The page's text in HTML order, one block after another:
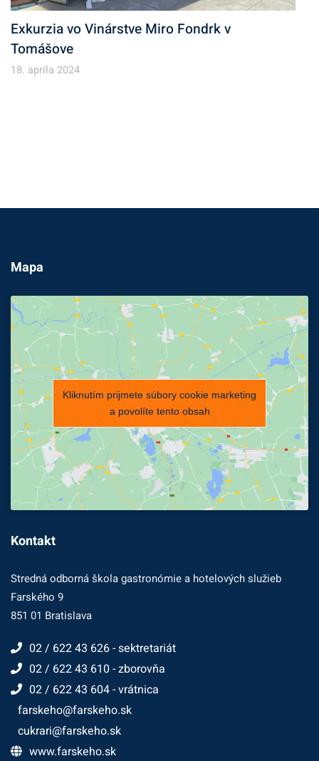
Exkurzia vo Vinárstve Miro Fondrk v
Tomášove
18. apríla 2024
Mapa
Kliknutím prijmete súbory cookie marketing
a povolíte tento obsah
Kontakt
Stredná odborná škola gastronómie a hotelových služieb
Farského 9
851 01 Bratislava
02 / 622 43 626 - sektretariát
02 / 622 43 610 - zborovňa
02 / 622 43 604 - vrátnica
farskeho@farskeho.sk
cukrari@farskeho.sk
www.farskeho.sk